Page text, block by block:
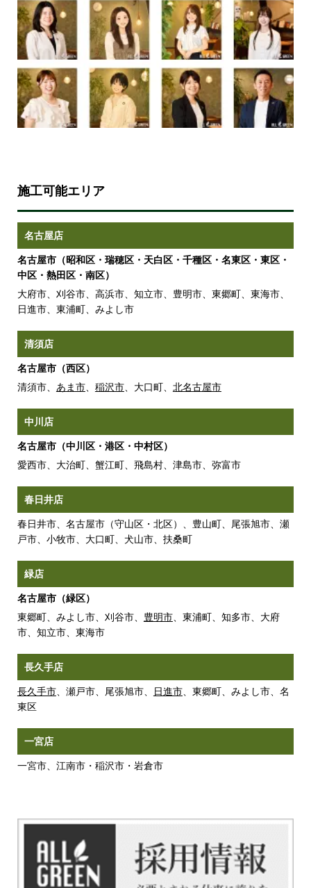
施工可能エリア
名古屋店
名古屋市（昭和区・瑞穂区・天白区・千種区・名東区・東区・
中区・熱田区・南区）
大府市、刈谷市、高浜市、知立市、豊明市、東郷町、東海市、
日進市、東浦町、みよし市
清須店
名古屋市（西区）
清須市、 あま市、 稲沢市、大口町、 北名古屋市
中川店
名古屋市（中川区・港区・中村区）
愛西市、大治町、蟹江町、飛島村、津島市、弥富市
春日井店
春日井市、名古屋市（守山区・北区）、豊山町、尾張旭市、瀬
戸市、小牧市、大口町、犬山市、扶桑町
緑店
名古屋市（緑区）
東郷町、みよし市、刈谷市、 豊明市、東浦町、知多市、大府
市、知立市、東海市
長久手店
長久手市、瀬戸市、尾張旭市、 日進市、東郷町、みよし市、名
東区
一宮店
一宮市、江南市・稲沢市・岩倉市